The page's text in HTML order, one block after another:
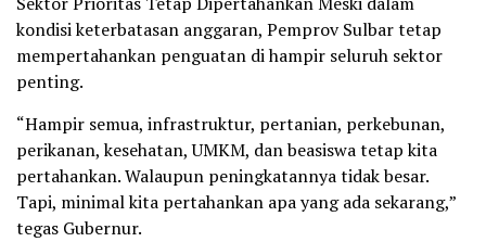
kondisi keterbatasan anggaran, Pemprov Sulbar tetap
mempertahankan penguatan di hampir seluruh sektor
penting.
“Hampir semua, infrastruktur, pertanian, perkebunan,
perikanan, kesehatan, UMKM, dan beasiswa tetap kita
pertahankan. Walaupun peningkatannya tidak besar.
Tapi, minimal kita pertahankan apa yang ada sekarang,”
tegas Gubernur.